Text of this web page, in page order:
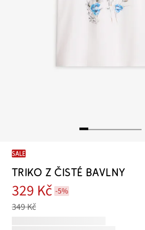
SALE
TRIKO Z ČISTÉ BAVLNY
329 Kč -5%
349 Kč